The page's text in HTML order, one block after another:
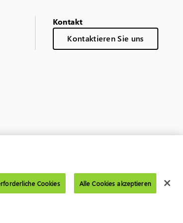
Kontakt
Kontaktieren Sie uns
Cookies Alle Cookies akzeptieren